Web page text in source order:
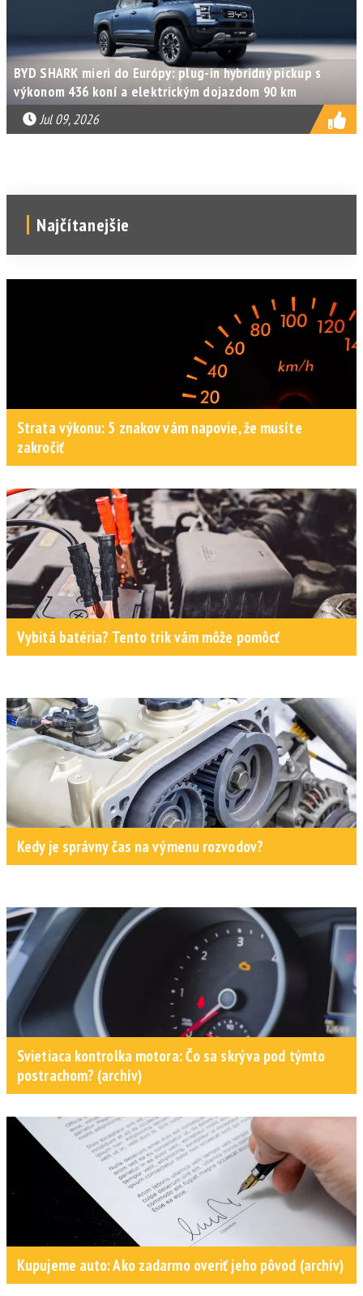
BYD SHARK mieri do Európy: plug-in hybridný pickup s
výkonom 436 koní a elektrickým dojazdom 90 km
Jul 09, 2026
Najčítanejšie
Strata výkonu: 5 znakov vám napovie, že musíte
zakročiť
Vybitá batéria? Tento trik vám môže pomôcť
Kedy je správny čas na výmenu rozvodov?
Svietiaca kontrolka motora: Čo sa skrýva pod týmto
postrachom? (archív)
Kupujeme auto: Ako zadarmo overiť jeho pôvod (archív)